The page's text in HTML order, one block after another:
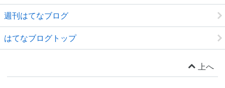
週刊はてなブログ
はてなブログトップ
上へ